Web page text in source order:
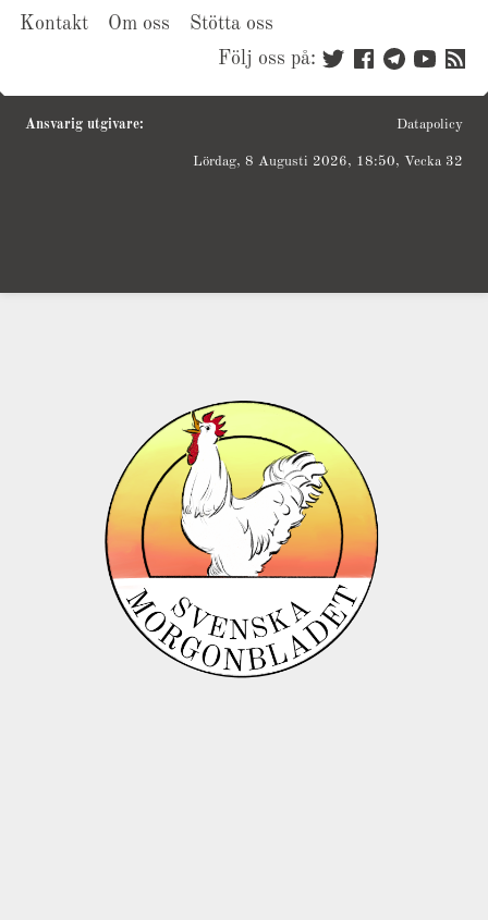
Kontakt Om oss
Stötta oss
Följ oss på:
Ansvarig utgivare: Datapolicy
Lördag, 8 Augusti 2026, 18:50, Vecka 32